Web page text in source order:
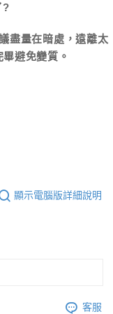
?
盡量在暗處，遠離太
避免變質。
顯示電腦版詳細說明
客服